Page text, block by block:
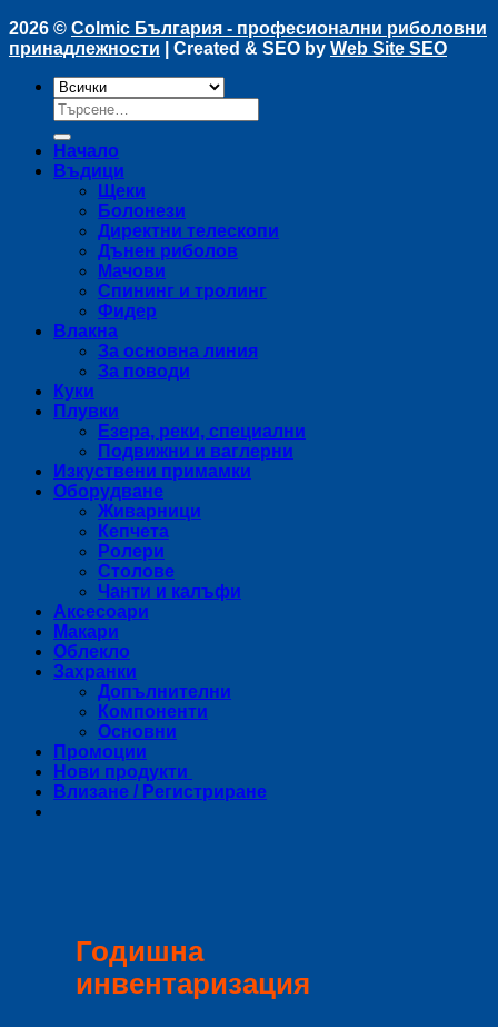
2026 © Colmic България - професионални риболовни
принадлежности | Created & SEO by Web Site SEO
Търсене
за:
Начало
Въдици
Щеки
Болонези
Директни телескопи
Дънен риболов
Мачови
Спининг и тролинг
Фидер
Влакна
За основна линия
За поводи
Куки
Плувки
Езера, реки, специални
Подвижни и ваглерни
Изкуствени примамки
Оборудване
Живарници
Кепчета
Ролери
Столове
Чанти и калъфи
Аксесоари
Макари
Облекло
Захранки
Допълнителни
Компоненти
Основни
Промоции
Нови продукти
Влизане / Регистриране
Годишна
инвентаризация